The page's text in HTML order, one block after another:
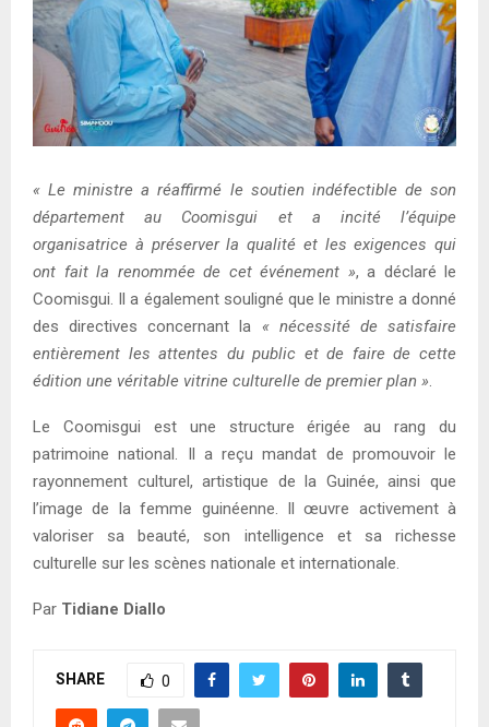
« Le ministre a réaffirmé le soutien indéfectible de son
département au Coomisgui et a incité l’équipe
organisatrice à préserver la qualité et les exigences qui
ont fait la renommée de cet événement », a déclaré le
Coomisgui. Il a également souligné que le ministre a donné
des directives concernant la « nécessité de satisfaire
entièrement les attentes du public et de faire de cette
édition une véritable vitrine culturelle de premier plan ».
Le Coomisgui est une structure érigée au rang du
patrimoine national. Il a reçu mandat de promouvoir le
rayonnement culturel, artistique de la Guinée, ainsi que
l’image de la femme guinéenne. Il œuvre activement à
valoriser sa beauté, son intelligence et sa richesse
culturelle sur les scènes nationale et internationale.
Par Tidiane Diallo
SHARE 0